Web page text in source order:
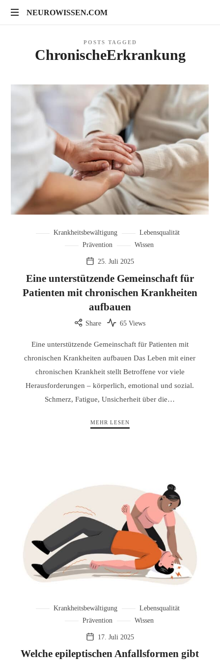
NEUROWISSEN.COM
NEUROWISSEN.COM
Gehirngesundheit,
Prävention
POSTS TAGGED
ChronischeErkrankung
Krankheitsbewältigung
Lebensqualität
Prävention
Wissen
25. Juli 2025
Eine unterstützende Gemeinschaft für
Patienten mit chronischen Krankheiten
aufbauen
Share 65 Views
Eine unterstützende Gemeinschaft für Patienten mit
chronischen Krankheiten aufbauen Das Leben mit einer
chronischen Krankheit stellt Betroffene vor viele
Herausforderungen – körperlich, emotional und sozial.
Schmerz, Fatigue, Unsicherheit über die…
MEHR LESEN
Krankheitsbewältigung
Lebensqualität
Prävention
Wissen
17. Juli 2025
Welche epileptischen Anfallsformen gibt